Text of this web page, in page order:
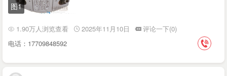
图1
1.90万人浏览查看 2025年11月10日
评论一下(0)
电话：17709848592